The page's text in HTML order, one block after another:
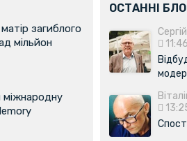
загиблого
мільйон
міжнародну
ОСТАННІ
11:46